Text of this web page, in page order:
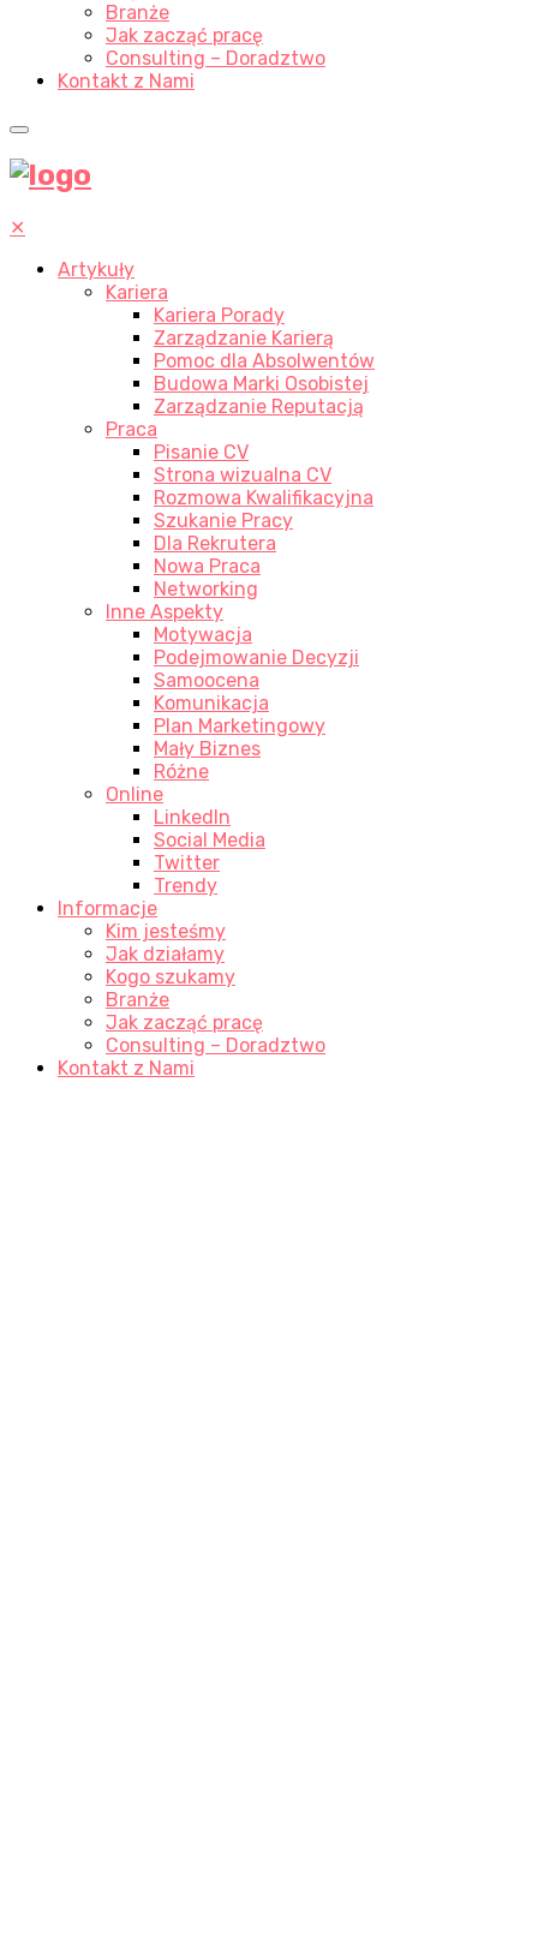
Branże
Jak zacząć pracę
Consulting – Doradztwo
Kontakt z Nami
✕
Artykuły
Kariera
Kariera Porady
Zarządzanie Karierą
Pomoc dla Absolwentów
Budowa Marki Osobistej
Zarządzanie Reputacją
Praca
Pisanie CV
Strona wizualna CV
Rozmowa Kwalifikacyjna
Szukanie Pracy
Dla Rekrutera
Nowa Praca
Networking
Inne Aspekty
Motywacja
Podejmowanie Decyzji
Samoocena
Komunikacja
Plan Marketingowy
Mały Biznes
Różne
Online
LinkedIn
Social Media
Twitter
Trendy
Informacje
Kim jesteśmy
Jak działamy
Kogo szukamy
Branże
Jak zacząć pracę
Consulting – Doradztwo
Kontakt z Nami